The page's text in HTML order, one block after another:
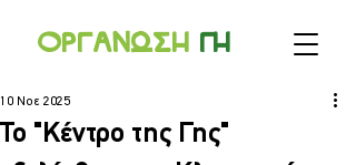
Οργανωση γη
Το "Κέντρο της Γης"
10 Νοε 2025